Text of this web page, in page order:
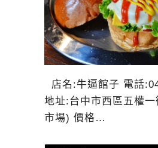
店名:牛逼館子 電話
地址:台中市西區五權
市場) 價格…